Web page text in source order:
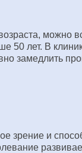
можно
50 лет. В
замедлить
зрение и